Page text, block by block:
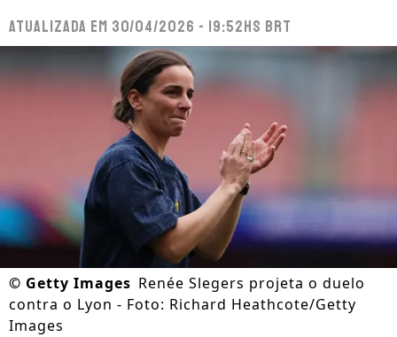
Atualizada em 30/04/2026 - 19:52hs BRT
© Getty Images Renée Slegers projeta o duelo
contra o Lyon - Foto: Richard Heathcote/Getty
Images